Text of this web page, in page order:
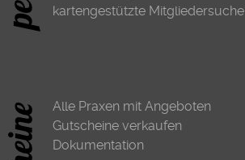
kartengestützte Mitgliedersuche
Alle Praxen mit Angeboten
Gutscheine verkaufen
Dokumentation